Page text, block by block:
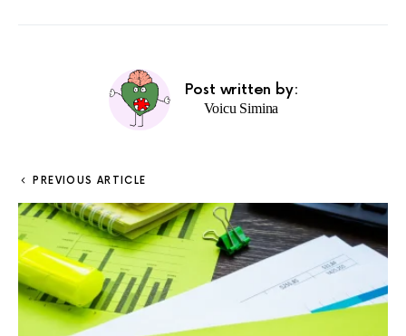
Post written by:
Voicu Simina
PREVIOUS ARTICLE